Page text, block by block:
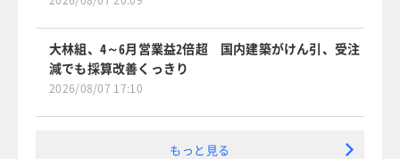
大林組、4～6月営業益2倍超 国内建築がけん引、受注
減でも採算改善くっきり
2026/08/07 17:10
もっと見る